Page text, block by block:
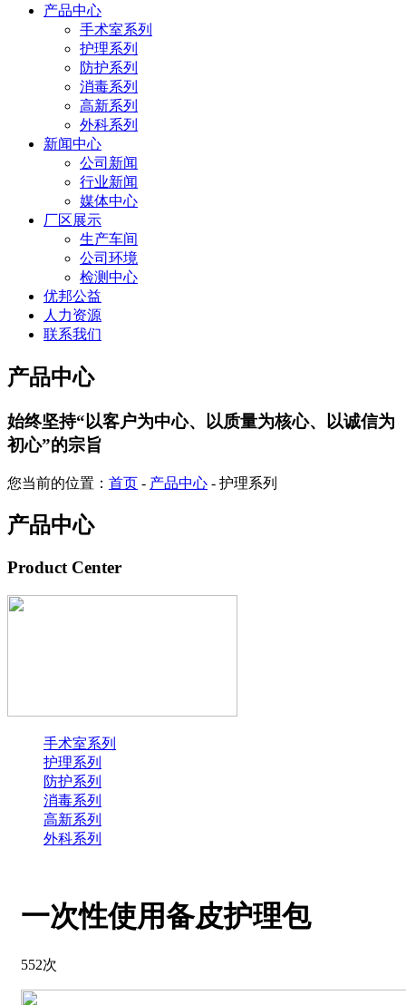
产品中心
手术室系列
护理系列
防护系列
消毒系列
高新系列
外科系列
新闻中心
公司新闻
行业新闻
媒体中心
厂区展示
生产车间
公司环境
检测中心
优邦公益
人力资源
联系我们
产品中心
始终坚持“以客户为中心、以质量为核心、以诚信为
初心”的宗旨
您当前的位置： 首页 - 产品中心 - 护理系列
产品中心
Product Center
手术室系列
护理系列
防护系列
消毒系列
高新系列
外科系列
一次性使用备皮护理包
552次